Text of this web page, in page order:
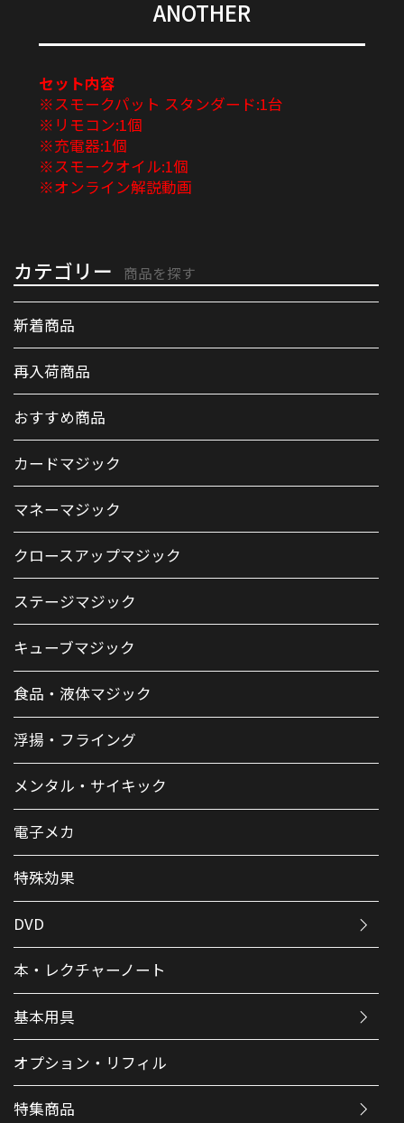
カテゴリー 商品を探す
新着商品
再入荷商品
おすすめ商品
カードマジック
マネーマジック
クロースアップマジック
ステージマジック
キューブマジック
食品・液体マジック
浮揚・フライング
メンタル・サイキック
電子メカ
特殊効果
DVD
本・レクチャーノート
基本用具
オプション・リフィル
特集商品
ANOTHER
セット内容
※スモークパット スタンダード:1台
※リモコン:1個
※充電器:1個
※スモークオイル:1個
※オンライン解説動画